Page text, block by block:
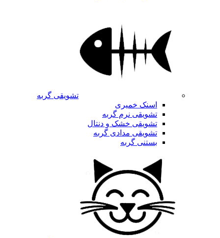
تشویقی گربه
اسنک خمیری
تشویقی نرم گربه
تشویقی خشک و دنتال
تشویقی مدادی گربه
بستنی گربه